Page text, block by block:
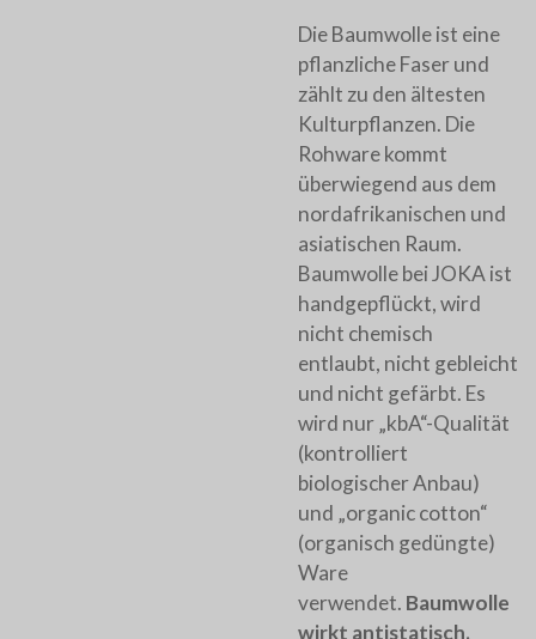
Die Baumwolle ist eine
pflanzliche Faser und
zählt zu den ältesten
Kulturpflanzen. Die
Rohware kommt
überwiegend aus dem
nordafrikanischen und
asiatischen Raum.
Baumwolle bei JOKA ist
handgepflückt, wird
nicht chemisch
entlaubt, nicht gebleicht
und nicht gefärbt. Es
wird nur „kbA“-Qualität
(kontrolliert
biologischer Anbau)
und „organic cotton“
(organisch gedüngte)
Ware
verwendet. Baumwolle
wirkt antistatisch.